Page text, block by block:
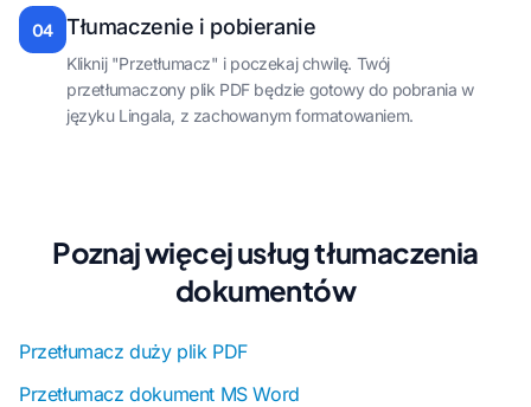
04 Tłumaczenie i pobieranie
Kliknij "Przetłumacz" i poczekaj chwilę. Twój
przetłumaczony plik PDF będzie gotowy do pobrania w
języku Lingala, z zachowanym formatowaniem.
Poznaj więcej usług tłumaczenia
dokumentów
Przetłumacz duży plik PDF
Przetłumacz dokument MS Word